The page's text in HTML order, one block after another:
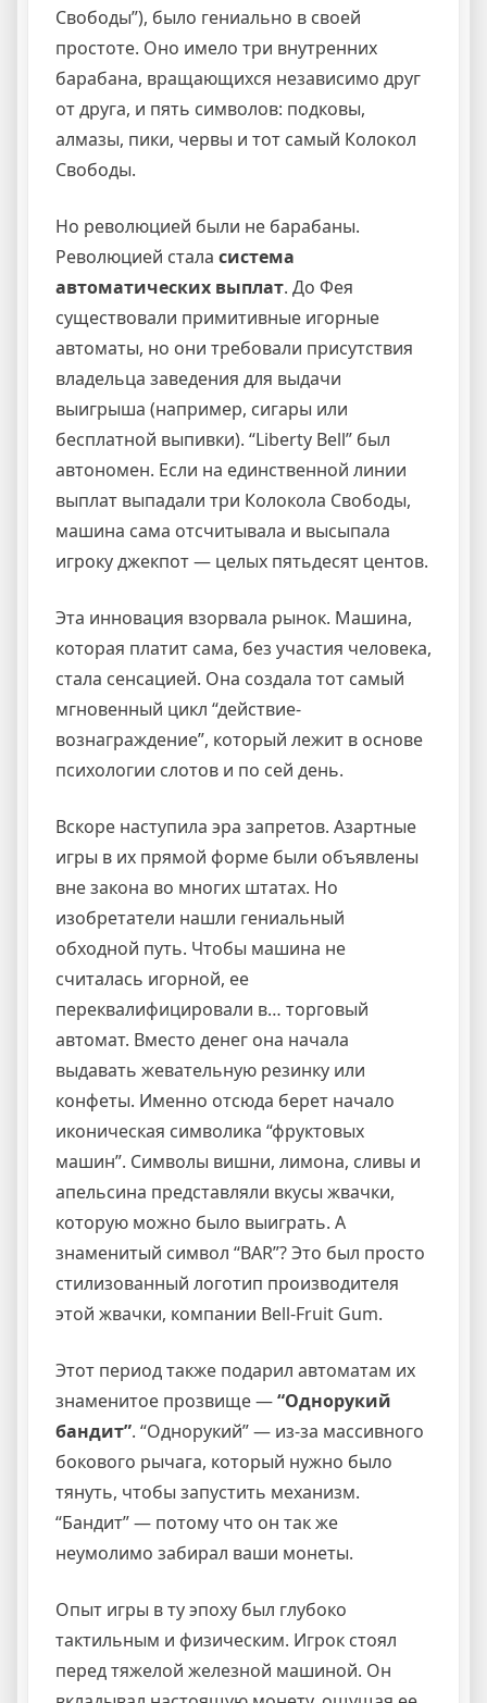
Свободы”), было гениально в своей
простоте. Оно имело три внутренних
барабана, вращающихся независимо друг
от друга, и пять символов: подковы,
алмазы, пики, червы и тот самый Колокол
Свободы.
Но революцией были не барабаны.
Революцией стала система
автоматических выплат. До Фея
существовали примитивные игорные
автоматы, но они требовали присутствия
владельца заведения для выдачи
выигрыша (например, сигары или
бесплатной выпивки). “Liberty Bell” был
автономен. Если на единственной линии
выплат выпадали три Колокола Свободы,
машина сама отсчитывала и высыпала
игроку джекпот — целых пятьдесят центов.
Эта инновация взорвала рынок. Машина,
которая платит сама, без участия человека,
стала сенсацией. Она создала тот самый
мгновенный цикл “действие-
вознаграждение”, который лежит в основе
психологии слотов и по сей день.
Вскоре наступила эра запретов. Азартные
игры в их прямой форме были объявлены
вне закона во многих штатах. Но
изобретатели нашли гениальный
обходной путь. Чтобы машина не
считалась игорной, ее
переквалифицировали в… торговый
автомат. Вместо денег она начала
выдавать жевательную резинку или
конфеты. Именно отсюда берет начало
иконическая символика “фруктовых
машин”. Символы вишни, лимона, сливы и
апельсина представляли вкусы жвачки,
которую можно было выиграть. А
знаменитый символ “BAR”? Это был просто
стилизованный логотип производителя
этой жвачки, компании Bell-Fruit Gum.
Этот период также подарил автоматам их
знаменитое прозвище —“Однорукий
бандит”. “Однорукий” — из-за массивного
бокового рычага, который нужно было
тянуть, чтобы запустить механизм.
“Бандит” — потому что он так же
неумолимо забирал ваши монеты.
Опыт игры в ту эпоху был глубоко
тактильным и физическим. Игрок стоял
перед тяжелой железной машиной. Он